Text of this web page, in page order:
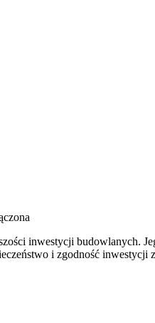
inwestycji budowlanych.
i zgodność inwestycji